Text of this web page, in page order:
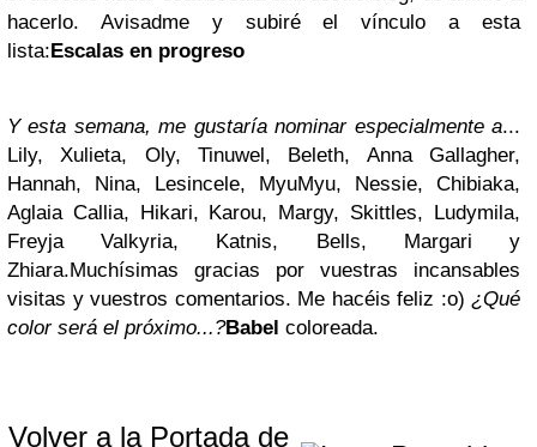
hacerlo. Avisadme y subiré el vínculo a esta
lista: Escalas en progreso
Y esta semana, me gustaría nominar especialmente a...
Lily, Xulieta, Oly, Tinuwel, Beleth, Anna Gallagher,
Hannah, Nina, Lesincele, MyuMyu, Nessie, Chibiaka,
Aglaia Callia, Hikari, Karou, Margy, Skittles, Ludymila,
Freyja Valkyria, Katnis, Bells, Margari y
Zhiara.Muchísimas gracias por vuestras incansables
visitas y vuestros comentarios. Me hacéis feliz :o) ¿Qué
color será el próximo...?Babe coloreada.
Volver a la Portada de